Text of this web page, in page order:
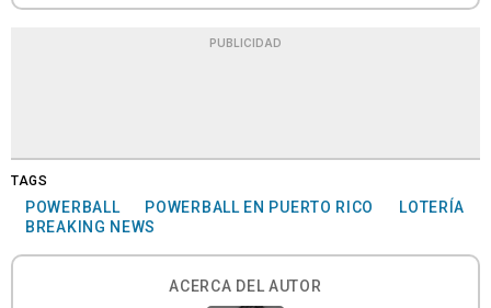
PUBLICIDAD
TAGS
POWERBALL POWERBALL EN PUERTO RICO
LOTERÍA
BREAKING NEWS
ACERCA DEL AUTOR